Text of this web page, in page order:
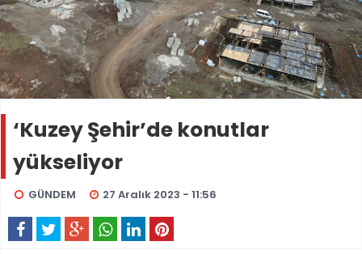
‘Kuzey Şehir’de konutlar
yükseliyor
GÜNDEM 27 Aralık 2023 - 11:56